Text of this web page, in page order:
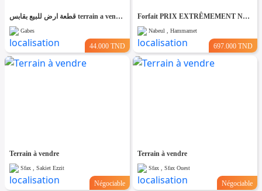
قطعة ارض للبيع بقابس terrain a vendre
Gabes
44.000 TND
Forfait PRIX EXTRÊMEMENT NÉGOCIABLE TERRAIN entièrement clôturé de 8200m² à HAMMAMET
Nabeul , Hammamet
697.000 TND
Terrain à vendre
Sfax , Sakiet Ezzit
Négociable
Terrain à vendre
Sfax , Sfax Ouest
Négociable